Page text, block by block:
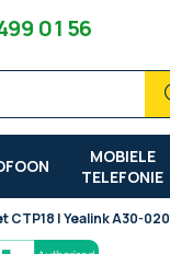
01 56
MOBIELE
TELEFONIE
CTP18 | Yealink A30-020